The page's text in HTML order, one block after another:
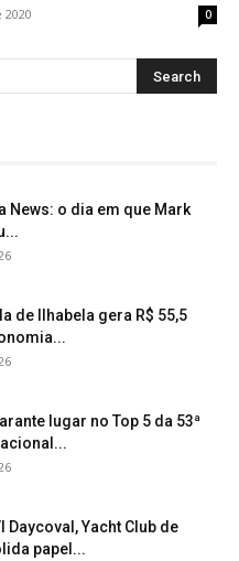
0
News: o dia em que Mark
de Ilhabela gera R$ 55,5
lugar no Top 5 da 53ª
Daycoval, Yacht Club de
papel...